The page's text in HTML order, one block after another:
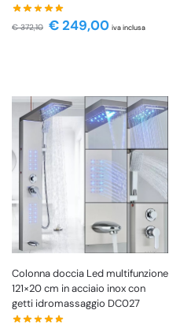
€372,10 €249,00 iva inclusa
Colonna doccia Led multifunzione
121×20 cm in acciaio inox con
getti idromassaggio DC027